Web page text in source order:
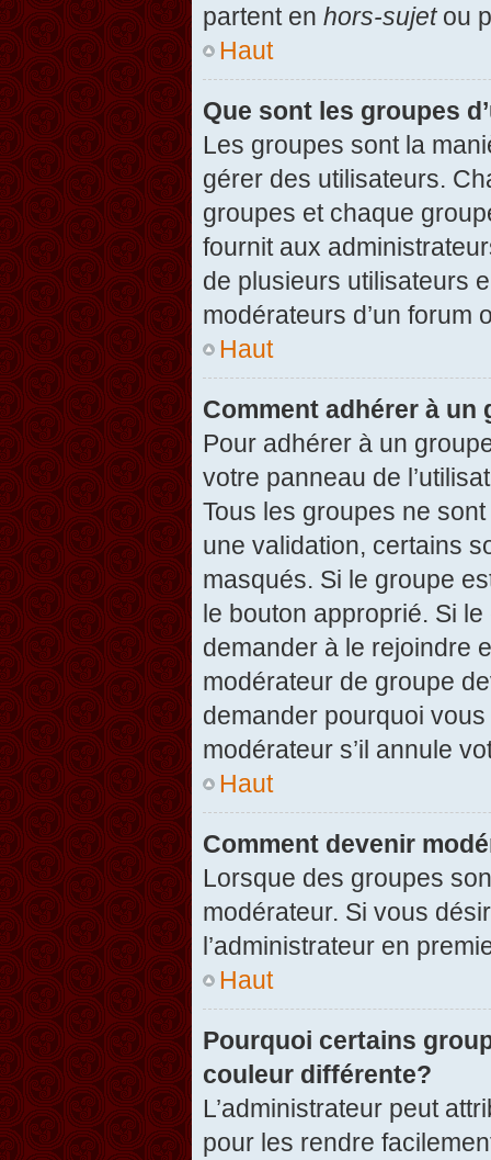
partent en hors-sujetou
Haut
Que sont les groupes
Les groupes sont la
gérer des utilisateurs.
groupes et chaque
fournit aux
de plusieurs utilisateurs
modérateurs d’un forum
Haut
Comment adhérer à un
Pour adhérer à un
votre panneau de
Tous les groupes ne
une validation, certains
masqués. Si le groupe
le bouton approprié. Si
demander à le rejoindre
modérateur de groupe
demander pourquoi
modérateur s’il annule
Haut
Comment devenir
Lorsque des groupes
modérateur. Si vous
l’administrateur en
Haut
Pourquoi certains
couleur différente?
L’administrateur peut
pour les rendre